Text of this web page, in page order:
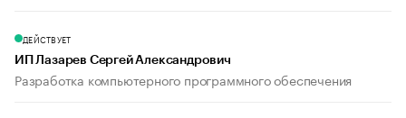
ДЕЙСТВУЕТ
ИП Лазарев Сергей Александрович
Разработка компьютерного программного обеспечения